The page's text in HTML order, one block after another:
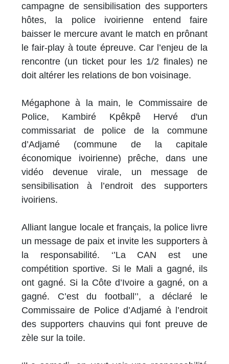
campagne de sensibilisation des supporters
hôtes, la police ivoirienne entend faire
baisser le mercure avant le match en prônant
le fair-play à toute épreuve. Car l’enjeu de la
rencontre (un ticket pour les 1/2 finales) ne
doit altérer les relations de bon voisinage.
Mégaphone à la main, le Commissaire de
Police, Kambiré Kpêkpê Hervé d'un
commissariat de police de la commune
d’Adjamé (commune de la capitale
économique ivoirienne) prêche, dans une
vidéo devenue virale, un message de
sensibilisation à l’endroit des supporters
ivoiriens.
Alliant langue locale et français, la police livre
un message de paix et invite les supporters à
la responsabilité. ‘’La CAN est une
compétition sportive. Si le Mali a gagné, ils
ont gagné. Si la Côte d’Ivoire a gagné, on a
gagné. C’est du football’’, a déclaré le
Commissaire de Police d’Adjamé à l’endroit
des supporters chauvins qui font preuve de
zèle sur la toile.